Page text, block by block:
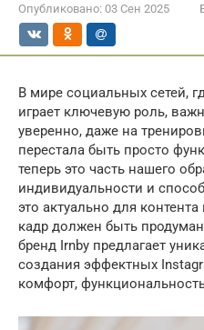
Опубликовано: 03 Сен 2025
В мире социальных сетей,
играет ключевую роль,
уверенно, даже на
перестала быть просто
теперь это часть нашего
индивидуальности и
это актуально для
кадр должен быть
бренд Irnby предлагает
создания эффектных
комфорт,